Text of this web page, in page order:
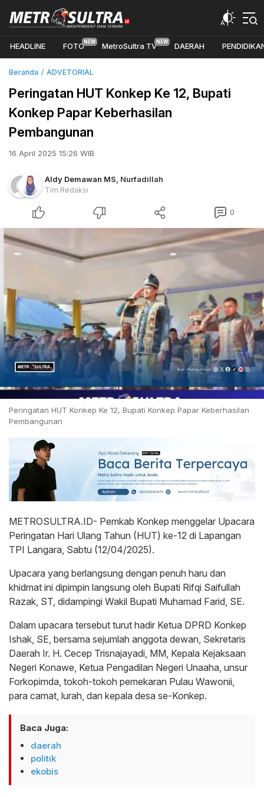
HEADLINE FOTO MetroSultra TV DAERAH
Beranda ADVETORIAL
Peringatan HUT Konkep Ke 12, Bupati
Konkep Papar Keberhasilan
Pembangunan
16 April 2025 15:26 WIB
Aldy Demawan MS Nurfadillah
Tim Redaksi
0
Peringatan HUT Konkep Ke 12, Bupati Konkep Papar Keberhasilan
Pembangunan
METROSULTRA.ID- Pemkab Konkep menggelar Upacara
Peringatan Hari Ulang Tahun (HUT) ke-12 di Lapangan
TPI Langara, Sabtu (12/04/2025).
Upacara yang berlangsung dengan penuh haru dan
khidmat ini dipimpin langsung oleh Bupati Rifqi Saifullah
Razak, ST, didampingi Wakil Bupati Muhamad Farid, SE.
Dalam upacara tersebut turut hadir Ketua DPRD Konkep
Ishak, SE, bersama sejumlah anggota dewan, Sekretaris
Daerah Ir. H. Cecep Trisnajayadi, MM, Kepala Kejaksaan
Negeri Konawe, Ketua Pengadilan Negeri Unaaha, unsur
Forkopimda, tokoh-tokoh pemekaran Pulau Wawonii,
para camat, lurah, dan kepala desa se-Konkep.
Baca Juga:
daerah
politik
ekobis